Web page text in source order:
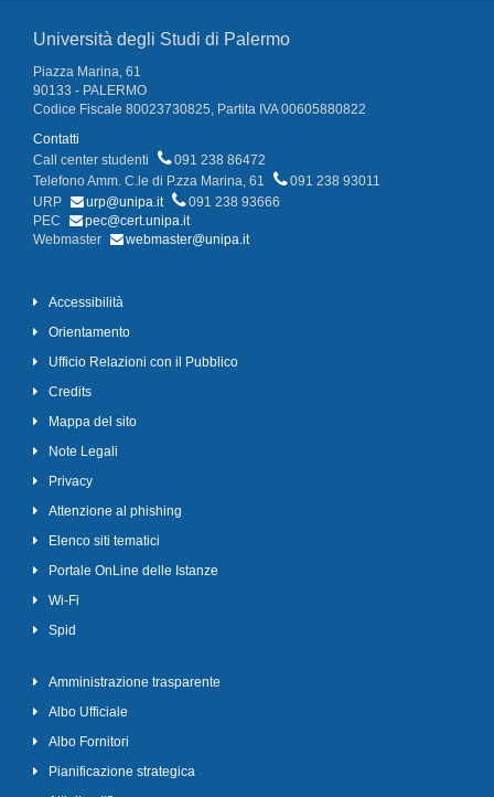
Università degli Studi di Palermo
Piazza Marina, 61
90133 - PALERMO
Codice Fiscale 80023730825, Partita IVA 00605880822
Contatti
Call center studenti
091 238 86472
Telefono Amm. C.le di P.zza Marina, 61
091 238 93011
URP
urp@unipa.it
091 238 93666
PEC
pec@cert.unipa.it
Webmaster
webmaster@unipa.it
Accessibilità
Orientamento
Ufficio Relazioni con il Pubblico
Credits
Mappa del sito
Note Legali
Privacy
Attenzione al phishing
Elenco siti tematici
Portale OnLine delle Istanze
Wi-Fi
Spid
Amministrazione trasparente
Albo Ufficiale
Albo Fornitori
Pianificazione strategica